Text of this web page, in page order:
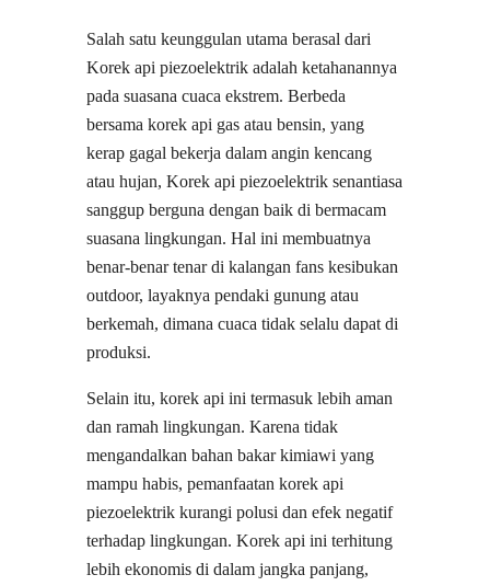
Salah satu keunggulan utama berasal dari
Korek api piezoelektrik adalah ketahanannya
pada suasana cuaca ekstrem. Berbeda
bersama korek api gas atau bensin, yang
kerap gagal bekerja dalam angin kencang
atau hujan, Korek api piezoelektrik senantiasa
sanggup berguna dengan baik di bermacam
suasana lingkungan. Hal ini membuatnya
benar-benar tenar di kalangan fans kesibukan
outdoor, layaknya pendaki gunung atau
berkemah, dimana cuaca tidak selalu dapat di
produksi.
Selain itu, korek api ini termasuk lebih aman
dan ramah lingkungan. Karena tidak
mengandalkan bahan bakar kimiawi yang
mampu habis, pemanfaatan korek api
piezoelektrik kurangi polusi dan efek negatif
terhadap lingkungan. Korek api ini terhitung
lebih ekonomis di dalam jangka panjang,